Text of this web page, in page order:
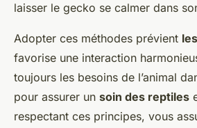
laisser le gecko se calmer dans
Adopter ces méthodes prévient
favorise une interaction
toujours les besoins de l’animal
pour assurer un soin des reptiles
respectant ces principes, vous